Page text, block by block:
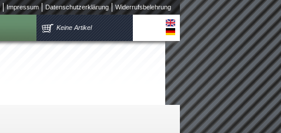
Impressum Datenschutzerklärung Widerrufsbelehrung
Keine Artikel